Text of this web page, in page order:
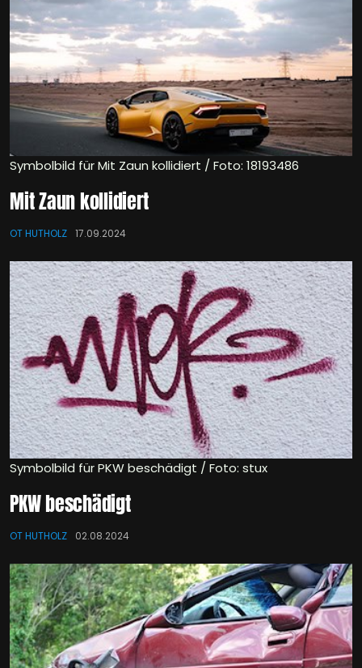
Symbolbild für Mit Zaun kollidiert / Foto: 18193486
Mit Zaun kollidiert
OT HUTHOLZ 17.09.2024
Symbolbild für PKW beschädigt / Foto: stux
PKW beschädigt
OT HUTHOLZ 02.08.2024